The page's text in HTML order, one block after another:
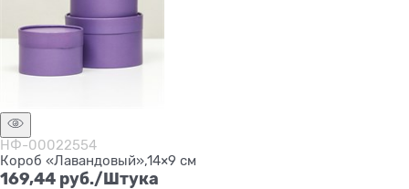
НФ-00022554
Короб «Лавандовый»,14×9 см
169,44 руб./Штука